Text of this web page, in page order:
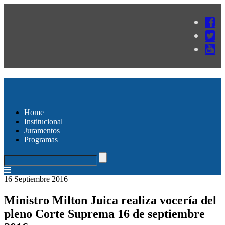
Home
Institucional
Juramentos
Programas
16 Septiembre 2016
Ministro Milton Juica realiza vocería del
pleno Corte Suprema 16 de septiembre